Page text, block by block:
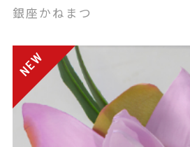
銀座かねまつ